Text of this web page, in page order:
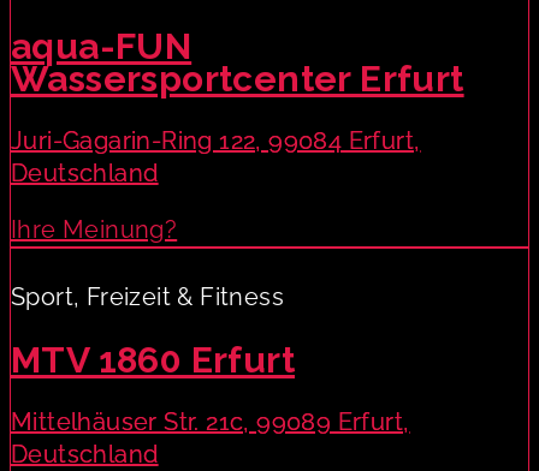
aqua-FUN
Wassersportcenter Erfurt
Juri-Gagarin-Ring 122, 99084 Erfurt,
Deutschland
Ihre Meinung?
Sport, Freizeit & Fitness
MTV 1860 Erfurt
Mittelhäuser Str. 21c, 99089 Erfurt,
Deutschland